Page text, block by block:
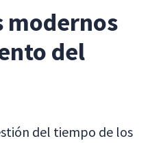
modernos
del
del tiempo de los